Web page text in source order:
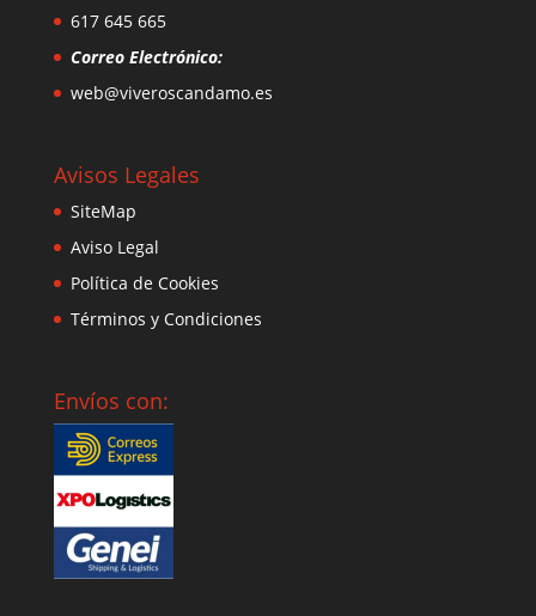
617 645 665
Correo Electrónico:
web@viveroscandamo.es
Avisos Legales
SiteMap
Aviso Legal
Política de Cookies
Términos y Condiciones
Envíos con: